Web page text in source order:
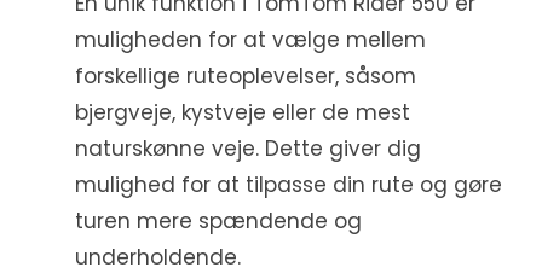
muligheden for at vælge mellem
forskellige ruteoplevelser, såsom
bjergveje, kystveje eller de mest
naturskønne veje. Dette giver dig
mulighed for at tilpasse din rute og gøre
turen mere spændende og
underholdende.